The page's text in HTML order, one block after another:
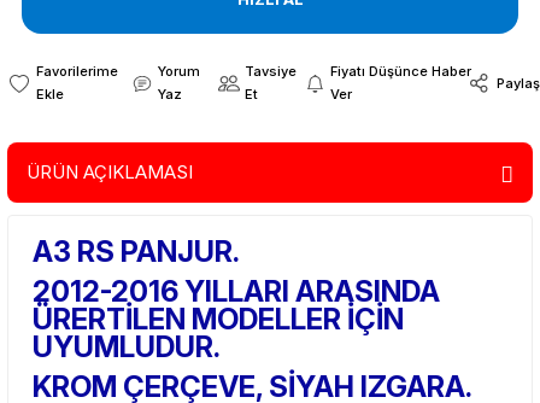
Yorum
Yaz
Tavsiye
Et
Fiyatı Düşünce Haber
Ver
Paylaş
ÜRÜN AÇIKLAMASI
A3 RS PANJUR.
2012-2016 YILLARI ARASINDA
ÜRERTİLEN MODELLER İÇİN
UYUMLUDUR.
KROM ÇERÇEVE, SİYAH IZGARA.